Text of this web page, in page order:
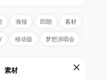
海报 郎朗 素材
移动版 梦想演唱会
素材